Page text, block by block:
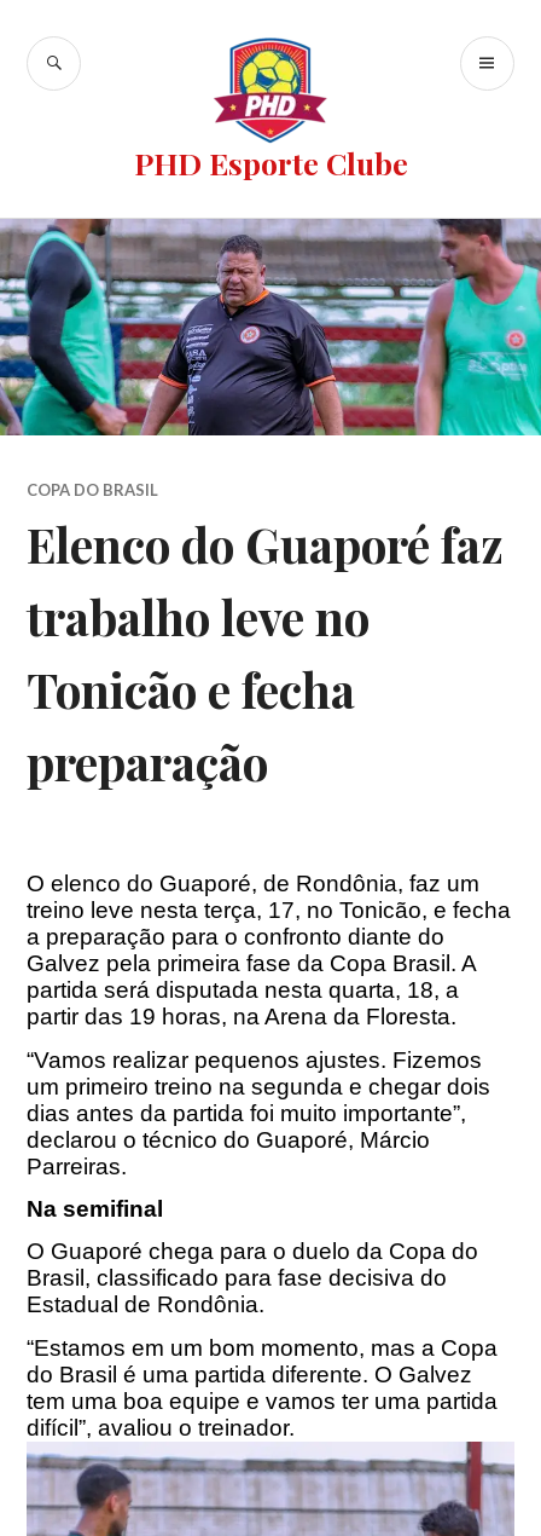
PHD Esporte Clube
COPA DO BRASIL
Elenco do Guaporé faz
trabalho leve no
Tonicão e fecha
preparação
O elenco do Guaporé, de Rondônia, faz um
treino leve nesta terça, 17, no Tonicão, e fecha
a preparação para o confronto diante do
Galvez pela primeira fase da Copa Brasil. A
partida será disputada nesta quarta, 18, a
partir das 19 horas, na Arena da Floresta.
“Vamos realizar pequenos ajustes. Fizemos
um primeiro treino na segunda e chegar dois
dias antes da partida foi muito importante”,
declarou o técnico do Guaporé, Márcio
Parreiras.
Na semifinal
O Guaporé chega para o duelo da Copa do
Brasil, classificado para fase decisiva do
Estadual de Rondônia.
“Estamos em um bom momento, mas a Copa
do Brasil é uma partida diferente. O Galvez
tem uma boa equipe e vamos ter uma partida
difícil”, avaliou o treinador.